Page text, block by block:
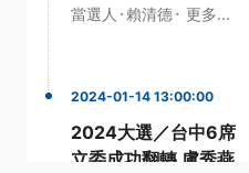
當選人 · 賴清德· 更多...
2024-01-14 13:00:00
2024大選／台中6席
立委成功翻轉 盧秀燕